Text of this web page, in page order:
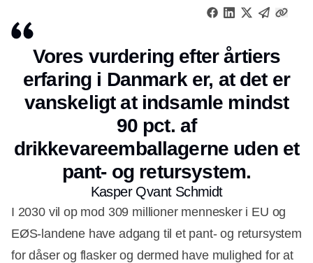
Vores vurdering efter årtiers
erfaring i Danmark er, at det er
vanskeligt at indsamle mindst
90 pct. af
drikkevareemballagerne uden et
pant- og retursystem.
Kasper Qvant Schmidt
I 2030 vil op mod 309 millioner mennesker i EU og
EØS-landene have adgang til et pant- og retursystem
for dåser og flasker og dermed have mulighed for at